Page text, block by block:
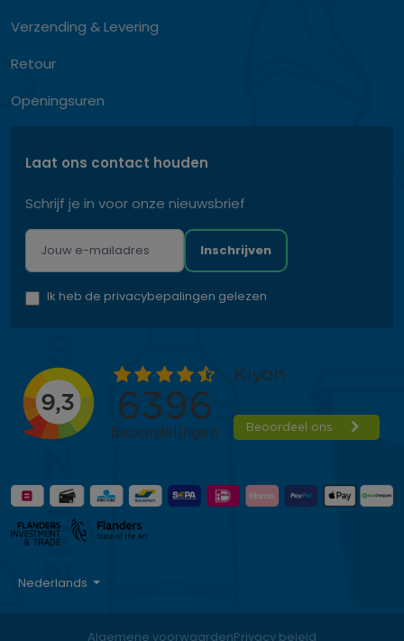
Verzending & Levering
Retour
Openingsuren
Laat ons contact houden
Schrijf je in voor onze nieuwsbrief
Inschrijven
Ik heb de privacybepalingen gelezen
Nederlands
Algemene voorwaardenPrivacy beleid